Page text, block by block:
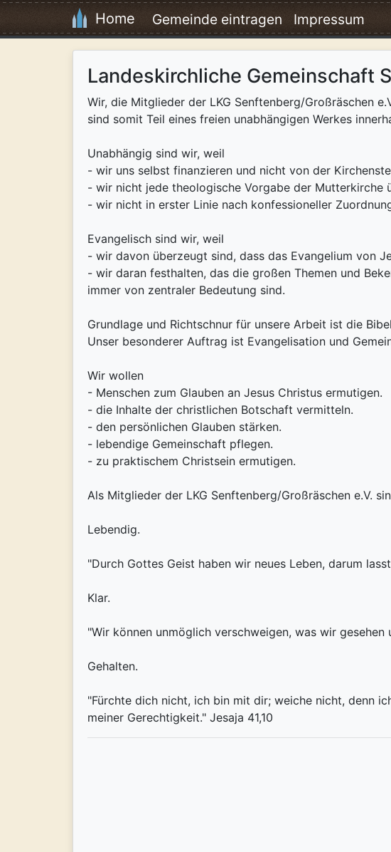
Home Gemeinde eintragen Impressum
Landeskirchliche Gemeinschaft
Wir, die Mitglieder der LKG Senftenberg/Großräschen
sind somit Teil eines freien unabhängigen Werkes
Unabhängig sind wir, weil
- wir uns selbst finanzieren und nicht von der
- wir nicht jede theologische Vorgabe der Mutterkirche
- wir nicht in erster Linie nach konfessioneller
Evangelisch sind wir, weil
- wir davon überzeugt sind, dass das Evangelium von
- wir daran festhalten, das die großen Themen und
immer von zentraler Bedeutung sind.
Grundlage und Richtschnur für unsere Arbeit ist die
Unser besonderer Auftrag ist Evangelisation und
Wir wollen
- Menschen zum Glauben an Jesus Christus ermutigen.
- die Inhalte der christlichen Botschaft vermitteln.
- den persönlichen Glauben stärken.
- lebendige Gemeinschaft pflegen.
- zu praktischem Christsein ermutigen.
Als Mitglieder der LKG Senftenberg/Großräschen e.V.
Lebendig.
"Durch Gottes Geist haben wir neues Leben, darum
Klar.
"Wir können unmöglich verschweigen, was wir
Gehalten.
"Fürchte dich nicht, ich bin mit dir; weiche nicht, denn
meiner Gerechtigkeit." Jesaja 41,10